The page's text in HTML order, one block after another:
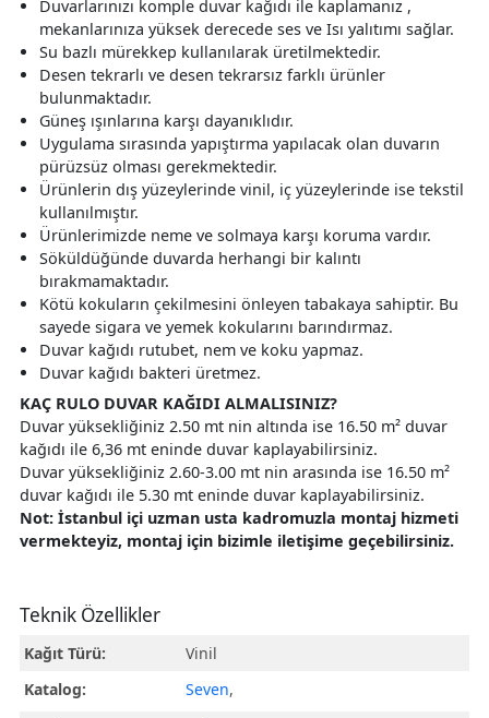
Duvarlarınızı komple duvar kağıdı ile kaplamanız ,
mekanlarınıza yüksek derecede ses ve Isı yalıtımı sağlar.
Su bazlı mürekkep kullanılarak üretilmektedir.
Desen tekrarlı ve desen tekrarsız farklı ürünler
bulunmaktadır.
Güneş ışınlarına karşı dayanıklıdır.
Uygulama sırasında yapıştırma yapılacak olan duvarın
pürüzsüz olması gerekmektedir.
Ürünlerin dış yüzeylerinde vinil, iç yüzeylerinde ise tekstil
kullanılmıştır.
Ürünlerimizde neme ve solmaya karşı koruma vardır.
Söküldüğünde duvarda herhangi bir kalıntı
bırakmamaktadır.
Kötü kokuların çekilmesini önleyen tabakaya sahiptir. Bu
sayede sigara ve yemek kokularını barındırmaz.
Duvar kağıdı rutubet, nem ve koku yapmaz.
Duvar kağıdı bakteri üretmez.
KAÇ RULO DUVAR KAĞIDI ALMALISINIZ?
Duvar yüksekliğiniz 2.50 mt nin altında ise 16.50 m² duvar
kağıdı ile 6,36 mt eninde duvar kaplayabilirsiniz.
Duvar yüksekliğiniz 2.60-3.00 mt nin arasında ise 16.50 m²
duvar kağıdı ile 5.30 mt eninde duvar kaplayabilirsiniz.
Not: İstanbul içi uzman usta kadromuzla montaj hizmeti
vermekteyiz, montaj için bizimle iletişime geçebilirsiniz.
Teknik Özellikler
Kağıt Türü:
Vinil
Katalog:
Seven,